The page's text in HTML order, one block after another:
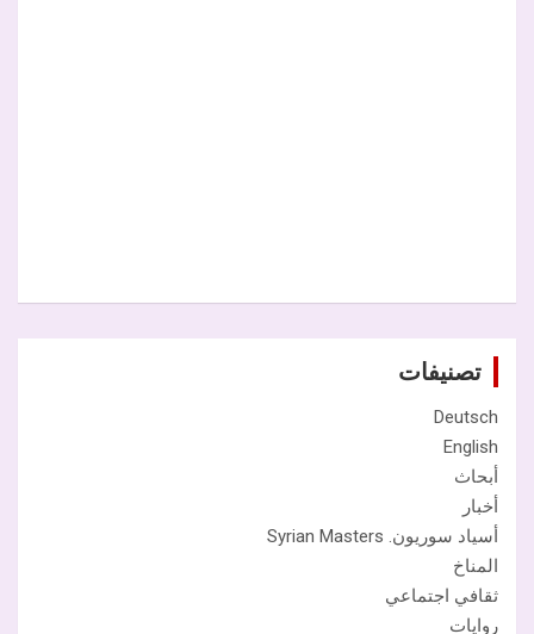
تصنيفات
Deutsch
English
أبحاث
أخبار
أسياد سوريون. Syrian Masters
المناخ
ثقافي اجتماعي
روايات